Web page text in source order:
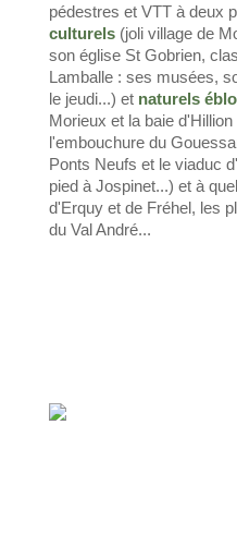
pédestres et VTT à deux
culturels (joli village de
son église St Gobrien,
Lamballe : ses musées,
le jeudi...) et naturels
Morieux et la baie
l'embouchure du
Ponts Neufs et le viaduc
pied à Jospinet...) et à
d'Erquy et de Fréhel, les
du Val André...